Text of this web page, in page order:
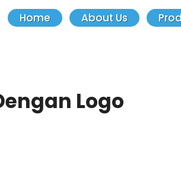
Home About Us
Logo